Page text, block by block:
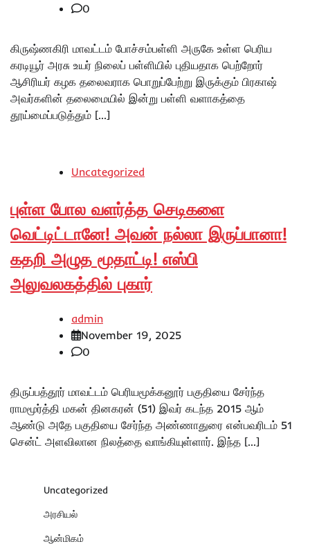
0
கிருஷ்ணகிரி மாவட்டம் போச்சம்பள்ளி அருகே உள்ள பெரிய
கரடியூர் அரசு உயர் நிலைப் பள்ளியில் புதியதாக பெற்றோர்
ஆசிரியர் கழக தலைவராக பொறுப்பேற்று இருக்கும் பிரகாஷ்
அவர்களின் தலைமையில் இன்று பள்ளி வளாகத்தை
தூய்மைப்படுத்தும் […]
Uncategorized
புள்ள போல வளர்த்த செடிகளை
வெட்டிட்டானே! அவன் நல்லா இருப்பானா!
கதறி அழுத மூதாட்டி! எஸ்பி
அலுவலகத்தில் புகார்
admin
November 19, 2025
0
திருப்பத்தூர் மாவட்டம் பெரியமூக்கனூர்‌ பகுதியை சேர்ந்த
ராமமூர்த்தி மகன் தினகரன் (51) இவர் கடந்த 2015 ஆம்
ஆண்டு அதே பகுதியை சேர்ந்த அண்ணாதுரை என்பவரிடம் 51
சென்ட் அளவிலான நிலத்தை வாங்கியுள்ளார். இந்த […]
Uncategorized
அரசியல்
ஆன்மிகம்